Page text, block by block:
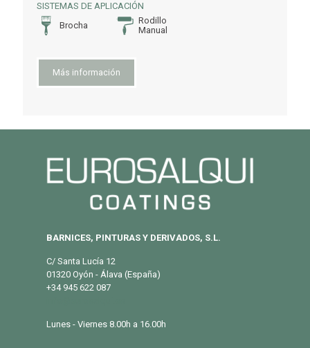
SISTEMAS DE APLICACIÓN
Brocha
Rodillo
Manual
Más información
BARNICES, PINTURAS Y DERIVADOS, S.L.
C/ Santa Lucía 12
01320 Oyón - Álava (España)
+34 945 622 087
Lunes - Viernes 8.00h a 16.00h